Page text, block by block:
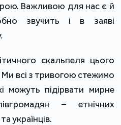
Важливою для нас є й
звучить і в заяві
скальпеля цього
Ми всі з тривогою стежимо
можуть підірвати мирне
– етнічних
українців.